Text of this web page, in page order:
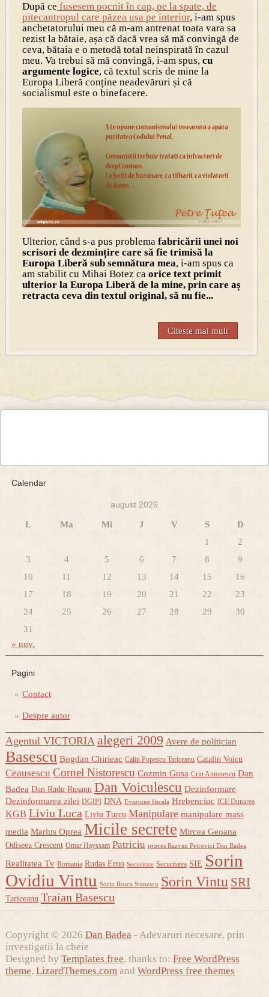
După ce fusesem pocnit în cap, pe la spate, de
pitecantropul care păzea ușa pe interior, i-am spus
anchetatorului meu că m-am antrenat toata vara sa
rezist la bătaie, așa că dacă vrea să mă convingă de
ceva, bătaia e o metodă total neinspirată în cazul
meu. Va trebui să mă convingă, i-am spus, cu
argumente logice, că textul scris de mine la
Europa Liberă conține neadevăruri și că
socialismul este o binefacere.
Ulterior, când s-a pus problemafabricării unei noi
scrisori de dezmințire care să fie trimisă la
Europa Liberă sub semnătura mea, i-am spus ca
am stabilit cu Mihai Botez ca orice text primit
ulterior la Europa Liberă de la mine, prin care aș
retracta ceva din textul original, să nu fie...
Citeste mai mult
Calendar
august 2026
L Ma Mi J V S
D
1
2
3
4 5 6 7 8
9
10
11 12 13 14 15
16
17
18 19 20 21 22
23
24
25 26 27 28 29
30
31
« nov.
Pagini
Contact
Despre autor
Agentul VICTORIA alegeri 2009 Avere de politician
Basescu Bogdan Chirieac Calin Popescu Tariceanu Catalin Voicu
Ceausescu Cornel Nistorescu Cozmin Gusa Crin Antonescu Dan
Badea Dan Radu Rusanu Dan Voiculescu Dezinformare
Dezinformarea zilei DGIPI DNA Evaziune fiscala Hrebenciuc ICE Dunarea
KGB Liviu Luca Liviu Turcu Manipulare manipulare mass
media Marius Oprea Micile secrete Mircea Geoana
Odiseea Crescent Omar Hayssam Patriciu proces Razvan Petrovici Dan Badea
Realitatea Tv Romania Rudas Erno Securitate Securitatea SIE Sorin
Ovidiu Vintu Sorin Rosca Stanescu Sorin Vintu SRI
Tariceanu Traian Basescu
Copyright © 2026 Dan Badea - Adevaruri necesare, prin
investigatii la cheie
Designed by Templates free, thanks to: Free WordPress
theme, LizardThemes.comand WordPress free themes